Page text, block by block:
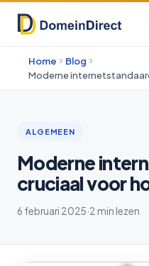
Home
Blog
Moderne
ALGEMEEN
Moderne
cruciaal voor
6 februari 2025·2 min lezen